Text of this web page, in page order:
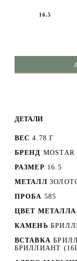
16.5
ДЕТАЛИ
ВЕС 4.78 Г
БРЕНД MOSTAR
РАЗМЕР 16.5
МЕТАЛЛ
ПРОБА 585
ЦВЕТ МЕТАЛЛА
КАМЕНЬ
ВСТАВКА
БРИЛЛИАНТ